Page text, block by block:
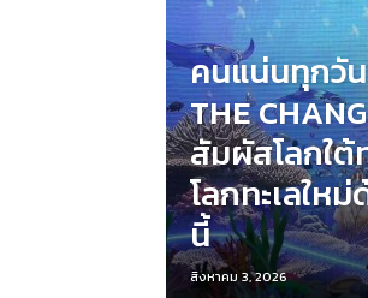
คนแน่นทุกวัน
THE
สัมผัสโลกใต้
โลกทะเลให
นี้
สิงหาคม 3, 2026